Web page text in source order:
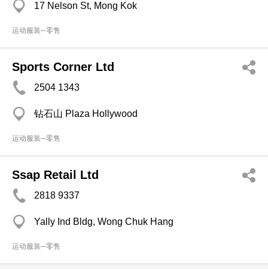
17 Nelson St, Mong Kok
运动服装─零售
Sports Corner Ltd
2504 1343
钻石山 Plaza Hollywood
运动服装─零售
Ssap Retail Ltd
2818 9337
Yally Ind Bldg, Wong Chuk Hang
运动服装─零售